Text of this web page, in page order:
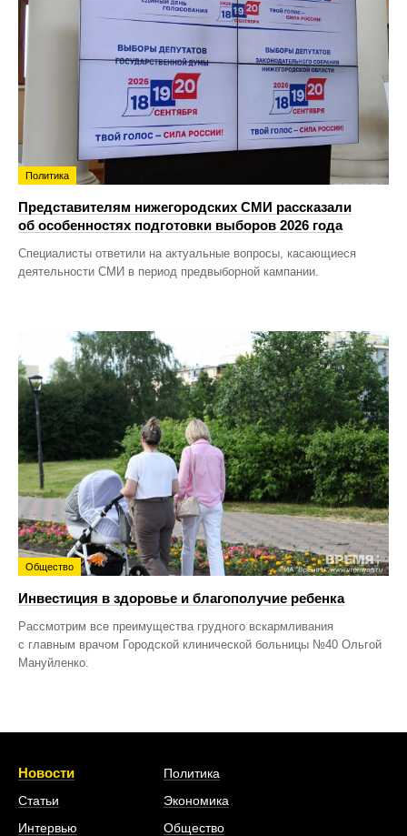
Политика
Представителям нижегородских СМИ рассказали
об особенностях подготовки выборов 2026 года
Специалисты ответили на актуальные вопросы, касающиеся
деятельности СМИ в период предвыборной кампании.
Общество
Инвестиция в здоровье и благополучие ребенка
Рассмотрим все преимущества грудного вскармливания
с главным врачом Городской клинической больницы №40 Ольгой
Мануйленко.
Новости
Статьи
Интервью
Политика
Экономика
Общество